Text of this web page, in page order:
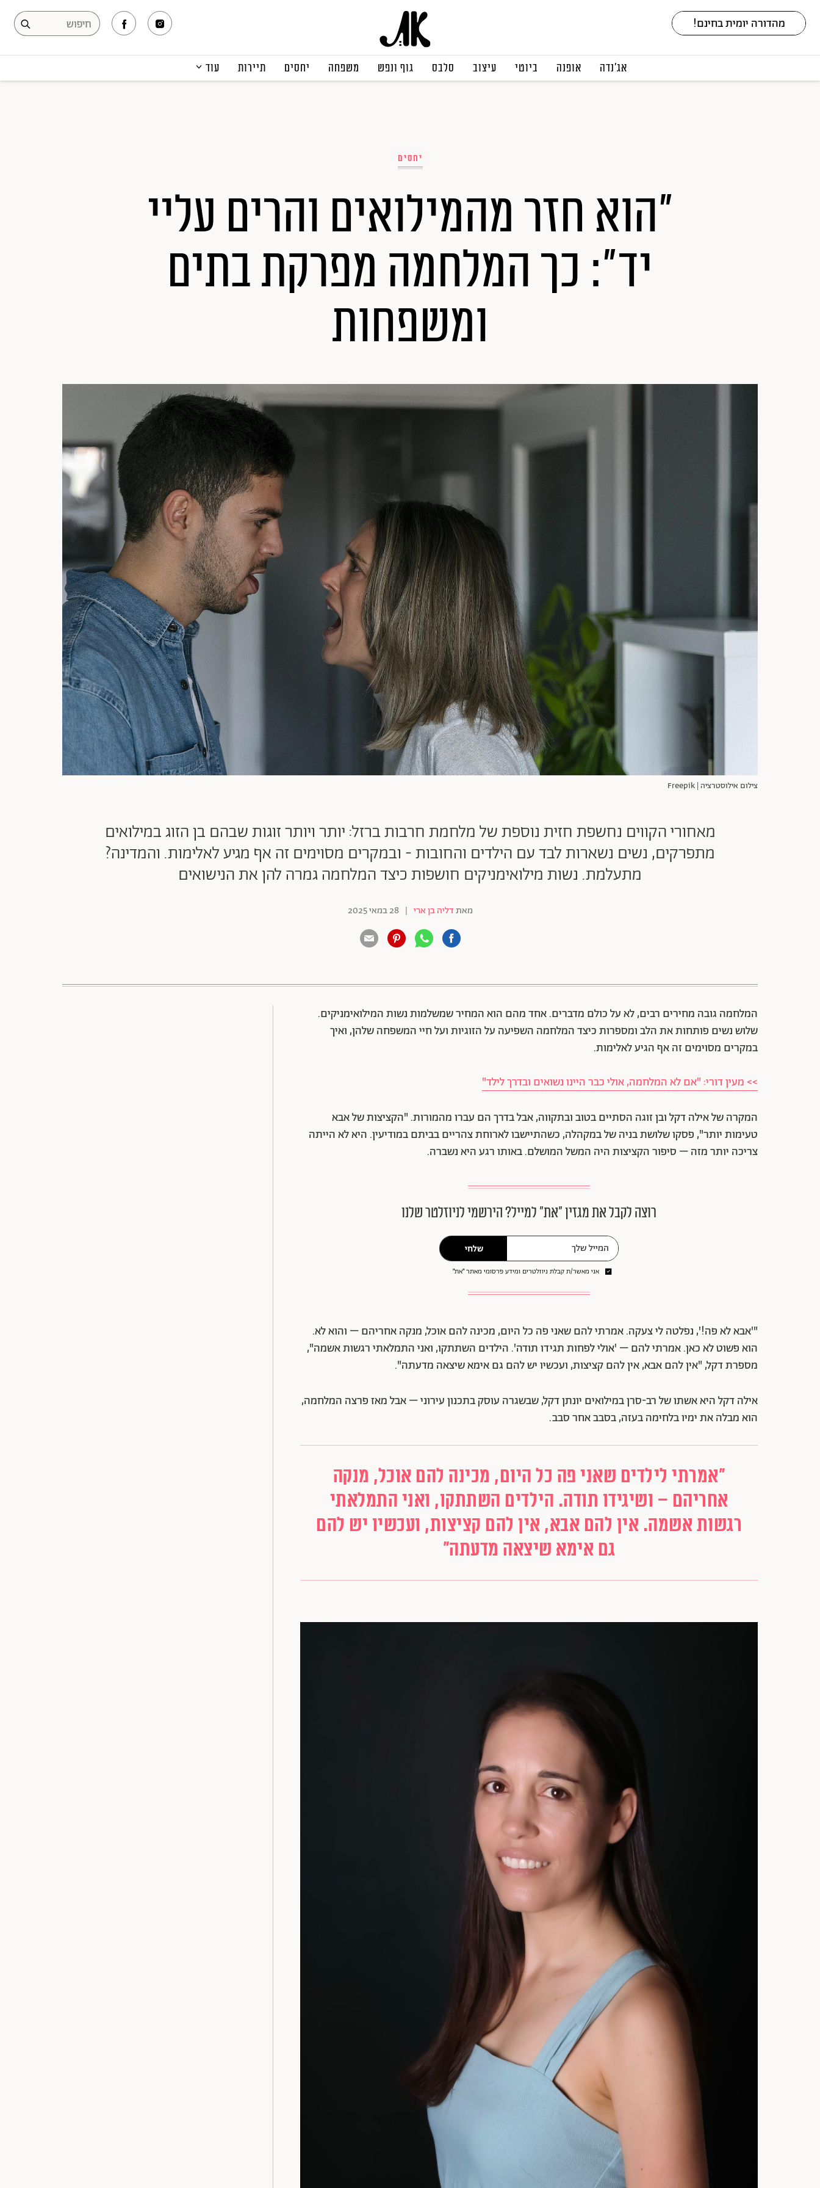
אג׳נדה אופנה ביוטי עיצוב סלבס גוף ונפש משפחה יחסים תיירות עוד
יחסים
"הוא חזר מהמילואים והרים עליי
יד": כך המלחמה מפרקת בתים
ומשפחות
צילום אילוסטרציה | Freepik
מאחורי הקווים נחשפת חזית נוספת של מלחמת חרבות ברזל: יותר ויותר זוגות שבהם בן הזוג במילואים
מתפרקים, נשים נשארות לבד עם הילדים והחובות - ובמקרים מסוימים זה אף מגיע לאלימות. והמדינה?
מתעלמת. נשות מילואימניקים חושפות כיצד המלחמה גמרה להן את הנישואים
מאתדליה בן ארי | 28 במאי 2025
המלחמה גובה מחירים רבים, לא על כולם מדברים. אחד מהם הוא המחיר שמשלמות נשות המילואימניקים.
שלוש נשים פותחות את הלב ומספרות כיצד המלחמה השפיעה על הזוגיות ועל חיי המשפחה שלהן, ואיך
במקרים מסוימים זה אף הגיע לאלימות.
>> מעין דורי: "אם לא המלחמה, אולי כבר היינו נשואים ובדרך לילד"
המקרה של אילה דקל ובן זוגה הסתיים בטוב ובתקווה, אבל בדרך הם עברו מהמורות. "הקציצות של אבא
טעימות יותר", פסקו שלושת בניה של במקהלה, כשהתיישבו לארוחת צהריים בביתם במודיעין. היא לא הייתה
צריכה יותר מזה – סיפור הקציצות היה המשל המושלם. באותו רגע היא נשברה.
רוצה לקבל את מגזין ״את״ למייל? הירשמי לניוזלטר שלנו
שלחי
אני מאשר/ת קבלת ניוזלטרים ומידע פרסומי מאתר ״את״
"'אבא לא פה!', נפלטה לי צעקה. אמרתי להם שאני פה כל היום, מכינה להם אוכל, מנקה אחריהם – והוא לא.
הוא פשוט לא כאן. אמרתי להם – 'אולי לפחות תגידו תודה'. הילדים השתתקו, ואני התמלאתי רגשות אשמה",
מספרת דקל, "אין להם אבא, אין להם קציצות, ועכשיו יש להם גם אימא שיצאה מדעתה".
אילה דקל היא אשתו של רב-סרן במילואים יונתן דקל, שבשגרה עוסק בתכנון עירוני – אבל מאז פרצה המלחמה,
הוא מבלה את ימיו בלחימה בעזה, בסבב אחר סבב.
"אמרתי לילדים שאני פה כל היום, מכינה להם אוכל, מנקה
אחריהם – ושיגידו תודה. הילדים השתתקו, ואני התמלאתי
רגשות אשמה. אין להם אבא, אין להם קציצות, ועכשיו יש להם
גם אימא שיצאה מדעתה"